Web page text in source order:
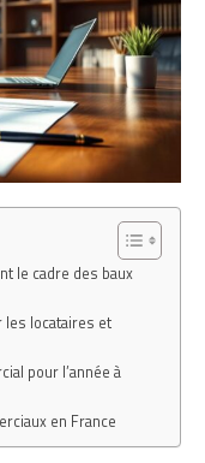
le cadre des baux
locataires et
pour l’année à
en France